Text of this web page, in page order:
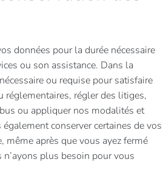
données pour la durée nécessaire
ou son assistance. Dans la
ou requise pour satisfaire
réglementaires, régler des litiges,
ou appliquer nos modalités et
conserver certaines de vos
même après que vous ayez fermé
plus besoin pour vous